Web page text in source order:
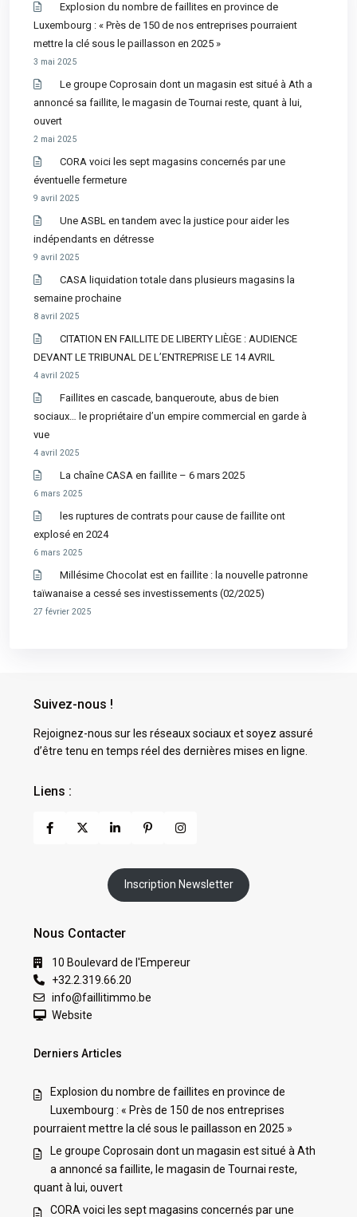
Explosion du nombre de faillites en province de
Luxembourg : « Près de 150 de nos entreprises pourraient
mettre la clé sous le paillasson en 2025 »
3 mai 2025
Le groupe Coprosain dont un magasin est situé à Ath a
annoncé sa faillite, le magasin de Tournai reste, quant à lui,
ouvert
2 mai 2025
CORA voici les sept magasins concernés par une
éventuelle fermeture
9 avril 2025
Une ASBL en tandem avec la justice pour aider les
indépendants en détresse
9 avril 2025
CASA liquidation totale dans plusieurs magasins la
semaine prochaine
8 avril 2025
CITATION EN FAILLITE DE LIBERTY LIÈGE : AUDIENCE
DEVANT LE TRIBUNAL DE L’ENTREPRISE LE 14 AVRIL
4 avril 2025
Faillites en cascade, banqueroute, abus de bien
sociaux… le propriétaire d’un empire commercial en garde à
vue
4 avril 2025
La chaîne CASA en faillite – 6 mars 2025
6 mars 2025
les ruptures de contrats pour cause de faillite ont
explosé en 2024
6 mars 2025
Millésime Chocolat est en faillite : la nouvelle patronne
taïwanaise a cessé ses investissements (02/2025)
27 février 2025
Suivez-nous !
Rejoignez-nous sur les réseaux sociaux et soyez assuré
d’être tenu en temps réel des dernières mises en ligne.
Liens :
Inscription Newsletter
Nous Contacter
10 Boulevard de l'Empereur
+32.2.319.66.20
info@faillitimmo.be
Website
Derniers Articles
Explosion du nombre de faillites en province de
Luxembourg : « Près de 150 de nos entreprises
pourraient mettre la clé sous le paillasson en 2025 »
Le groupe Coprosain dont un magasin est situé à Ath
a annoncé sa faillite, le magasin de Tournai reste,
quant à lui, ouvert
CORA voici les sept magasins concernés par une